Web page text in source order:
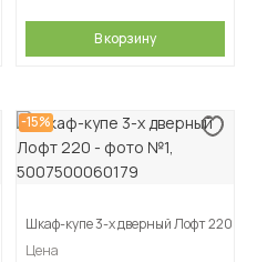
В корзину
-15%
Шкаф-купе 3-х дверный Лофт 220
Цена